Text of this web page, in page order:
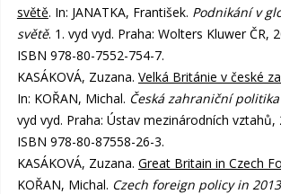
světě. In: JANATKA, František. Podnikání v
světě. 1. vyd vyd. Praha: Wolters Kluwer ČR,
ISBN 978-80-7552-754-7.
KASÁKOVÁ, Zuzana. Velká Británie v české
In: KOŘAN, Michal. Česká zahraniční
vyd vyd. Praha: Ústav mezinárodních vztahů,
ISBN 978-80-87558-26-3.
KASÁKOVÁ, Zuzana. Great Britain in Czech
KOŘAN, Michal. Czech foreign policy in